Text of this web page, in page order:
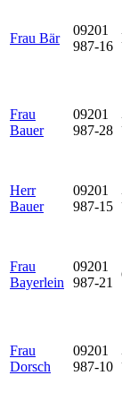
Frau Bär
09201
987-16
Frau
Bauer
09201
987-28
Herr
Bauer
09201
987-15
Frau
Bayerlein
09201
987-21
Frau
Dorsch
09201
987-10